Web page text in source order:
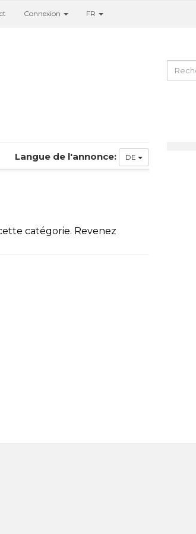
Connexion FR
Langue de l'annonce: DE
catégorie. Revenez